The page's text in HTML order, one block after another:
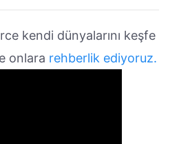
kendi dünyalarını keşfe
onlara rehberlik ediyoruz.